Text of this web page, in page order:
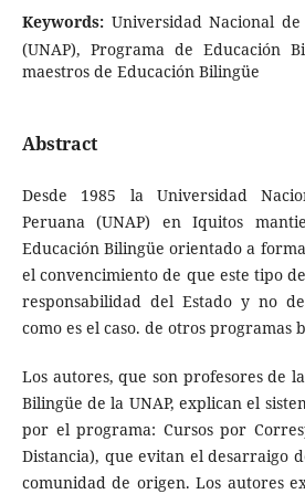
Keywords: Universidad Nacional
(UNAP), Programa de Educación
maestros de Educación Bilingüe
Abstract
Desde 1985 la Universidad
Peruana (UNAP) en Iquitos
Educación Bilingüe orientado a
el convencimiento de que este tipo
responsabilidad del Estado y no
como es el caso. de otros programas
Los autores, que son profesores de
Bilingüe de la UNAP, explican el
por el programa: Cursos por
Distancia), que evitan el desarraigo
comunidad de origen. Los autores